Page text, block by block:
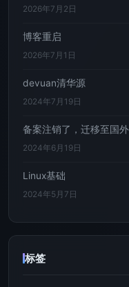
2026年7月2日
博客重启
2026年7月1日
devuan清华源
2024年7月19日
备案注销了，迁移至国
2024年6月19日
Linux基础
2024年5月7日
标签